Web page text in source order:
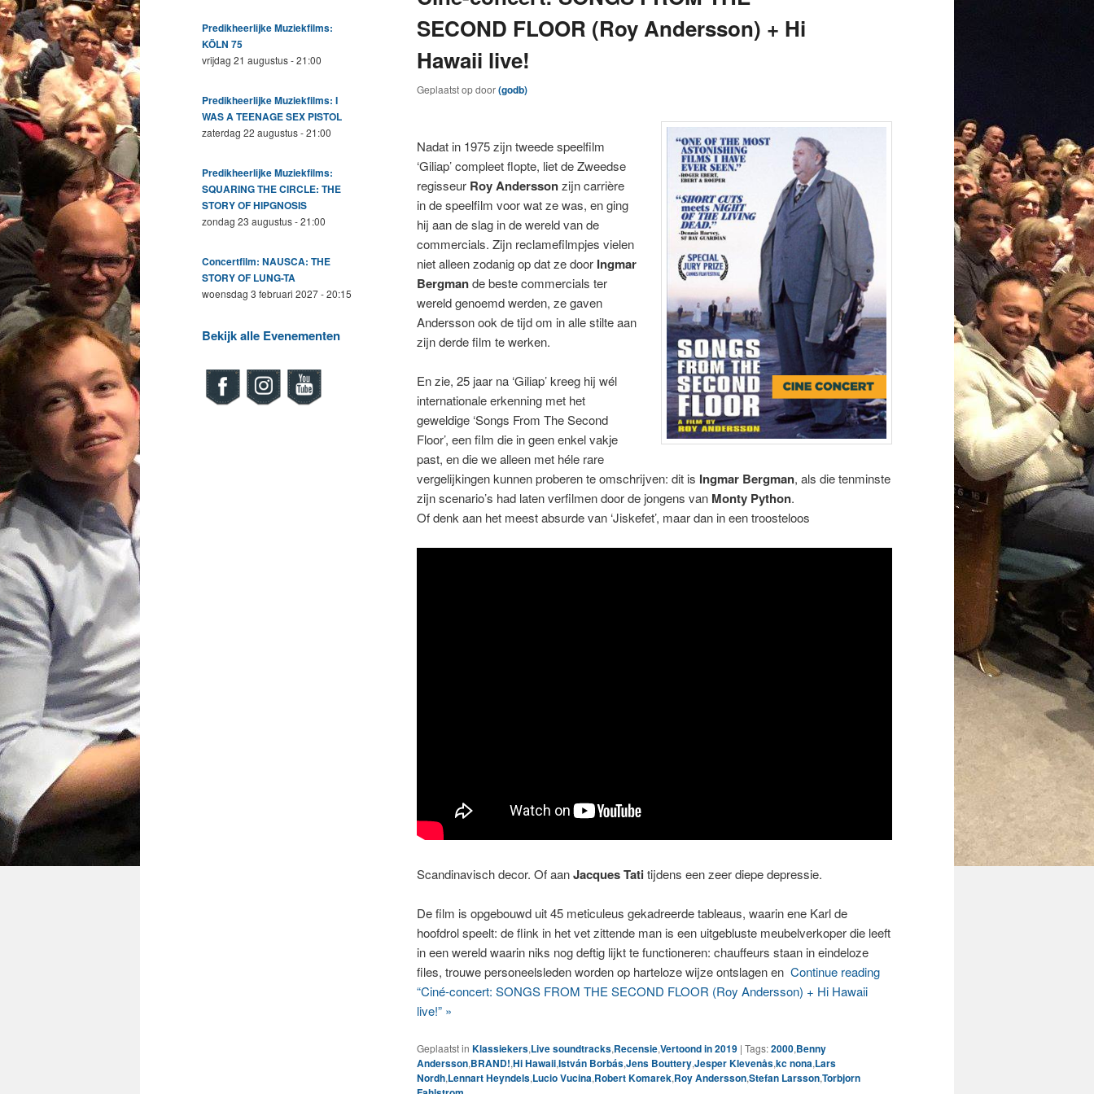
SECOND FLOOR (Roy Andersson) + Hi
Hawaii live!
Geplaatst opdoor(godb)
Nadat in 1975 zijn tweede speelfilm
‘Giliap’ compleet flopte, liet de Zweedse
regisseur Roy Anderssonzijn carrière
in de speelfilm voor wat ze was, en ging
hij aan de slag in de wereld van de
commercials. Zijn reclamefilmpjes vielen
niet alleen zodanig op dat ze door Ingmar
Bergmande beste commercials ter
wereld genoemd werden, ze gaven
Andersson ook de tijd om in alle stilte aan
zijn derde film te werken.
En zie, 25 jaar na ‘Giliap’ kreeg hij wél
internationale erkenning met het
geweldige ‘Songs From The Second
Floor’, een film die in geen enkel vakje
past, en die we alleen met héle rare
vergelijkingen kunnen proberen te omschrijven: dit is Ingmar Bergman, als die tenminste
zijn scenario’s had laten verfilmen door de jongens van Monty Python.
Of denk aan het meest absurde van ‘Jiskefet’, maar dan in een troosteloos
Scandinavisch decor. Of aanJacques Tatitijdens een zeer diepe depressie.
De film is opgebouwd uit 45 meticuleus gekadreerde tableaus, waarin ene Karl de
hoofdrol speelt: de flink in het vet zittende man is een uitgebluste meubelverkoper die leeft
in een wereld waarin niks nog deftig lijkt te functioneren: chauffeurs staan in eindeloze
files, trouwe personeelsleden worden op harteloze wijze ontslagen en Continue reading
“Ciné-concert: SONGS FROM THE SECOND FLOOR (Roy Andersson) + Hi Hawaii
live!” »
Geplaatst in Klassiekers,Live soundtracks,Recensie,Vertoond in 2019 | Tags:2000,Benny
Andersson,BRAND!,Hi Hawaii,István Borbás,Jens Bouttery,Jesper Klevenås,kc nona,Lars
Nordh,Lennart Heyndels,Lucio Vucina,Robert Komarek,Roy Andersson,Stefan Larsson,Torbjorn
Predikheerlijke Muziekfilms:
KÖLN 75
vrijdag 21 augustus - 21:00
Predikheerlijke Muziekfilms: I
WAS A TEENAGE SEX PISTOL
zaterdag 22 augustus - 21:00
Predikheerlijke Muziekfilms:
SQUARING THE CIRCLE: THE
STORY OF HIPGNOSIS
zondag 23 augustus - 21:00
Concertfilm: NAUSCA: THE
STORY OF LUNG-TA
woensdag 3 februari 2027 - 20:15
Bekijk alle Evenementen